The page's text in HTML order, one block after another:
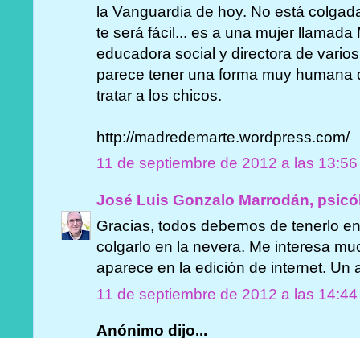
la Vanguardia de hoy. No está
te será fácil... es a una mujer
educadora social y directora de
parece tener una forma muy
tratar a los chicos.
http://madredemarte.wordpress.com/
11 de septiembre de 2012 a las 13:56
José Luis Gonzalo Marrodán,
Gracias, todos debemos de tenerlo
colgarlo en la nevera. Me interesa
aparece en la edición de internet. Un
11 de septiembre de 2012 a las 14:44
Anónimo dijo...